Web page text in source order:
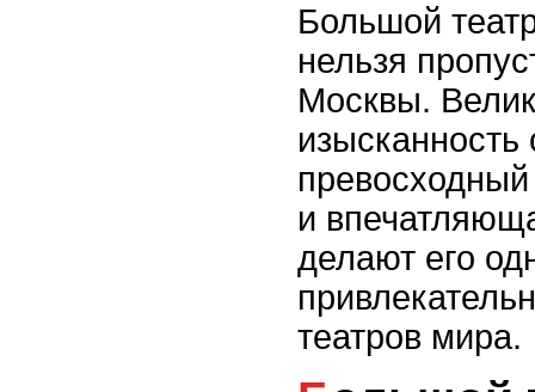
Большой
нельзя
Москвы.
изысканность
и
делают его
театров мира.